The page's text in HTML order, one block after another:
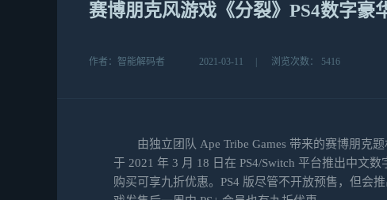
赛博朋克风游戏《分裂》PS4数字豪
作者：智能解码者 2021-03-11 浏览次数： 5416
由独立团队 Ape Tribe Games 带来的赛博朋克题
于 2021 年 3 月 18 日在 PS4/Switch 平台推出中文
购买可享九折优惠。PS4 版尽管不开放预售，但会